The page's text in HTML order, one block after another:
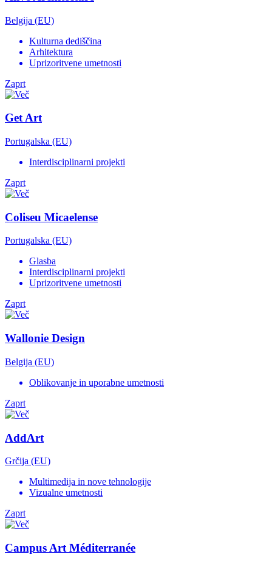
Belgija (EU)
Kulturna dediščina
Arhitektura
Uprizoritvene umetnosti
Zaprt
Get Art
Portugalska (EU)
Interdisciplinarni projekti
Zaprt
Coliseu Micaelense
Portugalska (EU)
Glasba
Interdisciplinarni projekti
Uprizoritvene umetnosti
Zaprt
Wallonie Design
Belgija (EU)
Oblikovanje in uporabne umetnosti
Zaprt
AddArt
Grčija (EU)
Multimedija in nove tehnologije
Vizualne umetnosti
Zaprt
Campus Art Méditerranée